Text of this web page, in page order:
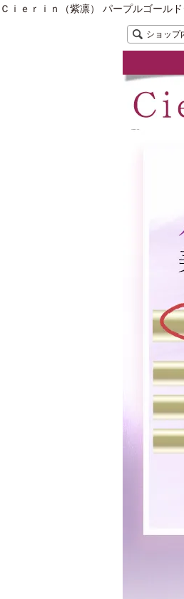
Ｃｉｅｒｉｎ（紫凛） パープルゴール
ショップ